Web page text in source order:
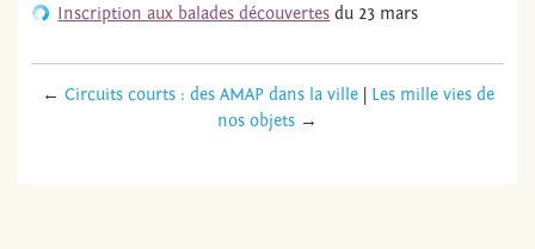
Inscription aux balades découvertes du 23 mars
← Circuits courts : des AMAP dans la ville
Les mille vies de
nos objets →